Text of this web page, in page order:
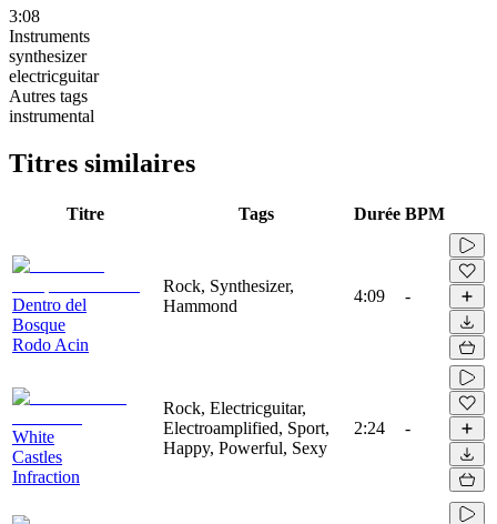
3:08
Instruments
synthesizer
electricguitar
Autres tags
instrumental
Titres similaires
Titre Tags Durée BPM
Dentro del
Bosque
Rodo Acin
Rock, Synthesizer,
Hammond
4:09 -
White
Castles
Infraction
Rock, Electricguitar,
Electroamplified, Sport,
Happy, Powerful, Sexy
2:24 -